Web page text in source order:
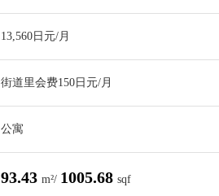
13,560日元/月
街道里会费150日元/月
公寓
93.43 m²/ 1005.68 sqf